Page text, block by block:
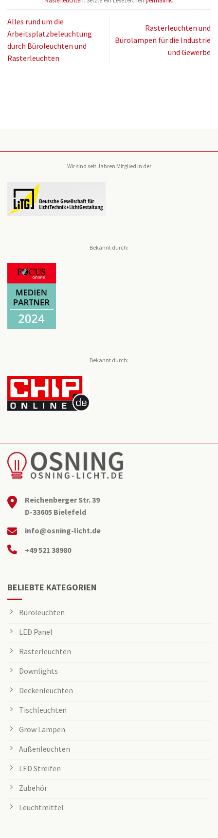
Alles rund um die
Arbeitsplatzbeleuchtung
durch Büroleuchten und
Rasterleuchten
Rasterleuchten und
Bürolampen für die Industrie
und Gewerbe
Wir sind seit Jahren Mitglied in der
Bekannt durch:
Bekannt durch:
Reichenberger Str. 39
D-33605 Bielefeld
info@osning-licht.de
+49 521 38980
BELIEBTE KATEGORIEN
Büroleuchten
LED Panel
Rasterleuchten
Downlights
Deckenleuchten
Tischleuchten
Grow Lampen
Außenleuchten
LED Streifen
Zubehör
Leuchtmittel